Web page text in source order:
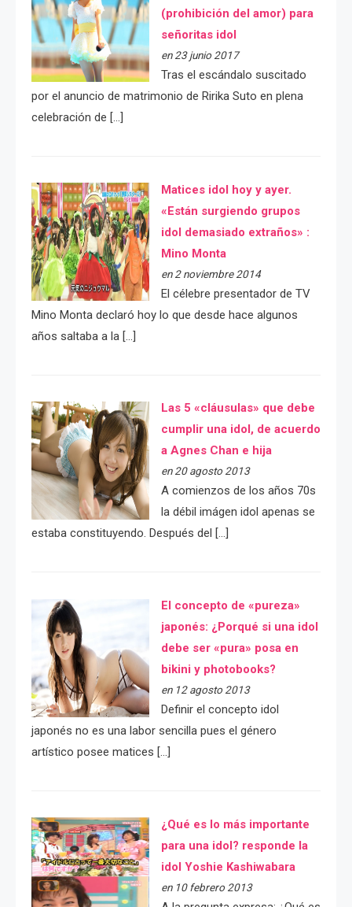
(prohibición del amor) para
señoritas idol
en 23 junio 2017
Tras el escándalo suscitado
por el anuncio de matrimonio de Ririka Suto en plena
celebración de […]
Matices idol hoy y ayer.
«Están surgiendo grupos
idol demasiado extraños» :
Mino Monta
en 2 noviembre 2014
El célebre presentador de TV
Mino Monta declaró hoy lo que desde hace algunos
años saltaba a la […]
Las 5 «cláusulas» que debe
cumplir una idol, de acuerdo
a Agnes Chan e hija
en 20 agosto 2013
A comienzos de los años 70s
la débil imágen idol apenas se
estaba constituyendo. Después del […]
El concepto de «pureza»
japonés: ¿Porqué si una idol
debe ser «pura» posa en
bikini y photobooks?
en 12 agosto 2013
Definir el concepto idol
japonés no es una labor sencilla pues el género
artístico posee matices […]
¿Qué es lo más importante
para una idol? responde la
idol Yoshie Kashiwabara
en 10 febrero 2013